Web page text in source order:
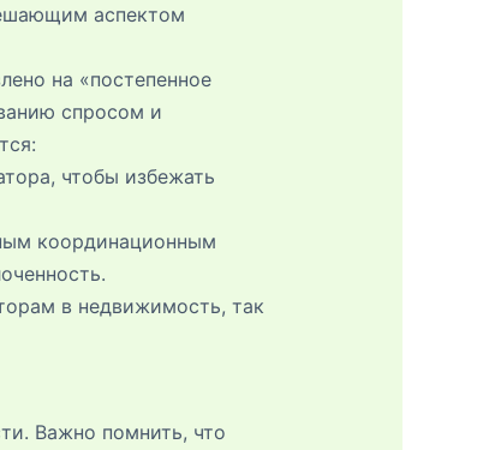
аспектом
на «постепенное
спросом и
чтобы избежать
координационным
в недвижимость, так
Важно помнить, что